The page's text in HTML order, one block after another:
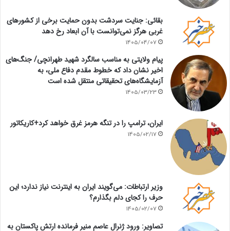
بقائی: جنایت سردشت بدون حمایت برخی از کشورهای
غربی هرگز نمی‌توانست با آن ابعاد رخ دهد
1405/04/07
پیام ولایتی به مناسب سالگرد شهید طهرانچی/ جنگ‌های
اخیر نشان داد که خطوط مقدم دفاع ملی، به
آزمایشگاه‌های تحقیقاتی منتقل شده است
1405/03/23
ایران، ترامپ را در تنگه هرمز غرق خواهد کرد+کاریکاتور
1405/02/17
وزیر ارتباطات: می‌گویند ایران به اینترنت نیاز ندارد؛ این
حرف را کجای دلم بگذارم؟
1405/02/07
تصاویر: ورود ژنرال عاصم منیر فرمانده ارتش پاکستان به